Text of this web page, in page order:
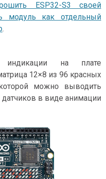
ESP32-S3 своей
модуль как отдельный
.
индикации на плате
12×8 из 96 красных
можно выводить
датчиков в виде анимации